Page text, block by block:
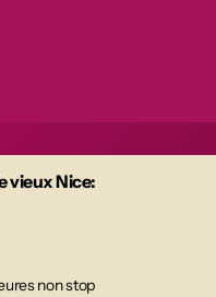
vieux Nice:
non stop